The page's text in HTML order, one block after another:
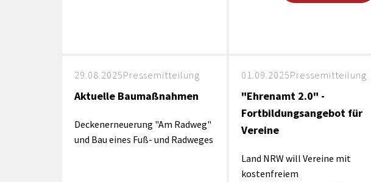
29.08.2025Pressemitteilung
Aktuelle Baumaßnahmen
Deckenerneuerung "Am Radweg"
und Bau eines Fuß- und Radweges
01.09.2025Pressemitteilung
"Ehrenamt 2.0" -
Fortbildungsangebot für
Vereine
Land NRW will Vereine mit
kostenfreiem